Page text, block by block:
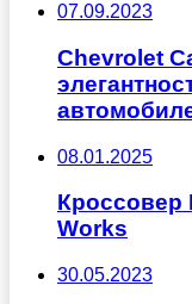
07.09.2023
Chevrolet
08.01.2025
Кроссовер
Works
30.05.2023